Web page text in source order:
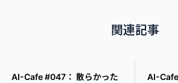
関連記事
AI-Cafe #002：25歳の社員
AI-